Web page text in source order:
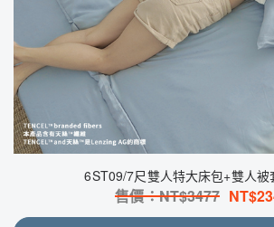
6ST09/7尺雙人特大床包+雙人被
售價：NT$3477 NT$